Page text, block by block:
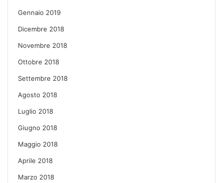
Gennaio 2019
Dicembre 2018
Novembre 2018
Ottobre 2018
Settembre 2018
Agosto 2018
Luglio 2018
Giugno 2018
Maggio 2018
Aprile 2018
Marzo 2018